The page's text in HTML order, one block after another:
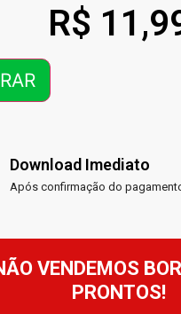
R$
Download Imediato
Após confirmação do
VENDEMOS
PRONTOS!